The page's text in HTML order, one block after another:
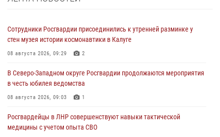
Сотрудники Росгвардии присоединились к утренней разминке у
стен музея истории космонавтики в Калуге
08 августа 2026, 09:29 2
В Северо-Западном округе Росгвардии продолжаются мероприятия
в честь юбилея ведомства
08 августа 2026, 09:03 1
Росгвардейцы в ЛНР совершенствуют навыки тактической
медицины с учетом опыта СВО